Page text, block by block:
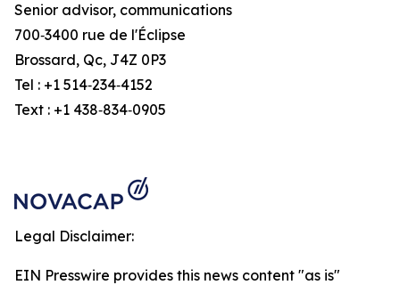
Senior advisor, communications
700‑3400 rue de l'Éclipse
Brossard, Qc, J4Z 0P3
Tel : +1 514‑234‑4152
Text : +1 438‑834‑0905
Legal Disclaimer:
EIN Presswire provides this news content "as is"